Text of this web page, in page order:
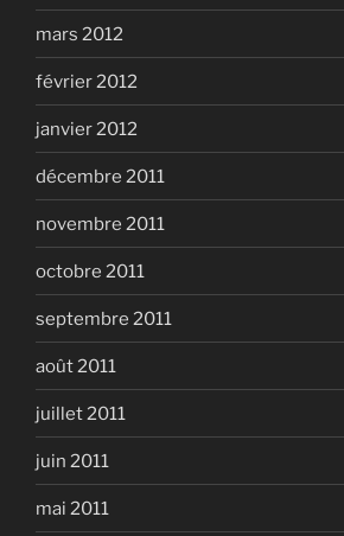
mars 2012
février 2012
janvier 2012
décembre 2011
novembre 2011
octobre 2011
septembre 2011
août 2011
juillet 2011
juin 2011
mai 2011